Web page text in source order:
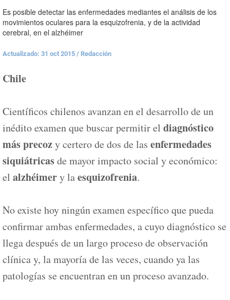
Es posible detectar las enfermedades mediantes el análisis de los
movimientos oculares para la esquizofrenia, y de la actividad
cerebral, en el alzhéimer
Actualizado: 31 oct 2015 / Redacción
Chile
Científicos chilenos avanzan en el desarrollo de un
inédito examen que buscar permitir el diagnóstico
más precozy certero de dos de las enfermedades
siquiátricasde mayor impacto social y económico:
el alzhéimery laesquizofrenia.
No existe hoy ningún examen específico que pueda
confirmar ambas enfermedades, a cuyo diagnóstico se
llega después de un largo proceso de observación
clínica y, la mayoría de las veces, cuando ya las
patologías se encuentran en un proceso avanzado.